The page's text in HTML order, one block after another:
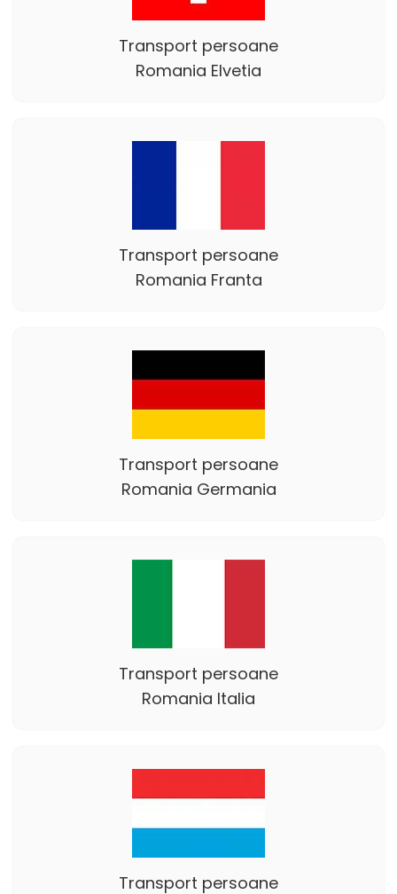
Transport persoane
Romania Elvetia
Transport persoane
Romania Franta
Transport persoane
Romania Germania
Transport persoane
Romania Italia
Transport persoane